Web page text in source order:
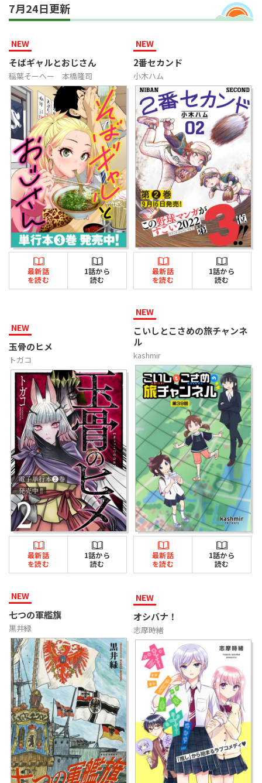
7月24日更新
NEW
そばギャルとおじさん
稲葉そーへー 本橋隆司
最新話
を読む
1話から
読む
NEW
2番セカンド
小木ハム
最新話
を読む
1話から
読む
NEW
玉骨のヒメ
トガコ
最新話
を読む
1話から
読む
NEW
こいしとこさめの旅チャンネ
ル
kashmir
最新話
を読む
1話から
読む
NEW
七つの軍艦旗
黒井緑
NEW
オシバナ！
志摩時緒